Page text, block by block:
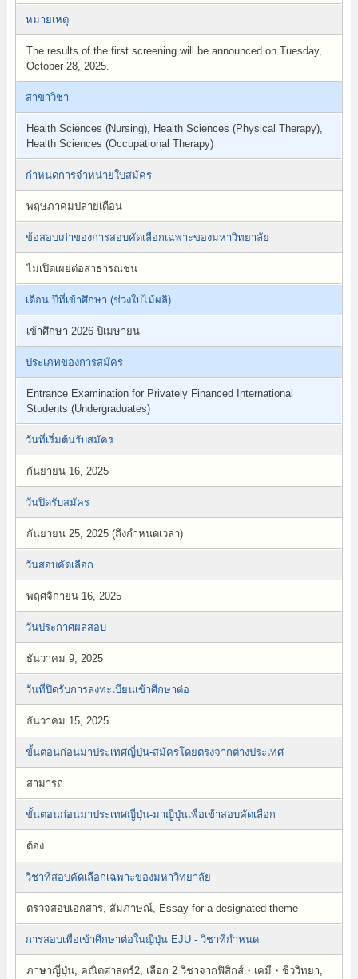
หมายเหตุ
The results of the first screening will be announced on Tuesday,
October 28, 2025.
สาขาวิชา
Health Sciences (Nursing), Health Sciences (Physical Therapy),
Health Sciences (Occupational Therapy)
กำหนดการจำหน่ายใบสมัคร
พฤษภาคมปลายเดือน
ข้อสอบเก่าของการสอบคัดเลือกเฉพาะของมหาวิทยาลัย
ไม่เปิดเผยต่อสาธารณชน
เดือน ปีที่เข้าศึกษา (ช่วงใบไม้ผลิ)
เข้าศึกษา 2026 ปีเมษายน
ประเภทของการสมัคร
Entrance Examination for Privately Financed International
Students (Undergraduates)
วันที่เริ่มต้นรับสมัคร
กันยายน 16, 2025
วันปิดรับสมัคร
กันยายน 25, 2025 (ถึงกำหนดเวลา)
วันสอบคัดเลือก
พฤศจิกายน 16, 2025
วันประกาศผลสอบ
ธันวาคม 9, 2025
วันที่ปิดรับการลงทะเบียนเข้าศึกษาต่อ
ธันวาคม 15, 2025
ขั้นตอนก่อนมาประเทศญี่ปุ่น-สมัครโดยตรงจากต่างประเทศ
สามารถ
ขั้นตอนก่อนมาประเทศญี่ปุ่น-มาญี่ปุ่นเพื่อเข้าสอบคัดเลือก
ต้อง
วิชาที่สอบคัดเลือกเฉพาะของมหาวิทยาลัย
ตรวจสอบเอกสาร, สัมภาษณ์, Essay for a designated theme
การสอบเพื่อเข้าศึกษาต่อในญี่ปุ่น EJU - วิชาที่กำหนด
ภาษาญี่ปุ่น, คณิตศาสตร์2, เลือก 2 วิชาจากฟิสิกส์・เคมี・ชีววิทยา,